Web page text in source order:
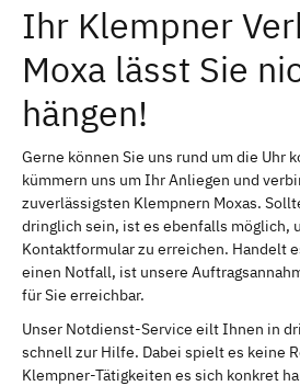
Ihr Klempner
Moxa lässt Sie
hängen!
Gerne können Sie uns rund um die Uhr
kümmern uns um Ihr Anliegen und
zuverlässigsten Klempnern Moxas.
dringlich sein, ist es ebenfalls möglich,
Kontaktformular zu erreichen. Handelt
einen Notfall, ist unsere
für Sie erreichbar.
Unser Notdienst-Service eilt Ihnen in
schnell zur Hilfe. Dabei spielt es keine
Klempner-Tätigkeiten es sich konkret